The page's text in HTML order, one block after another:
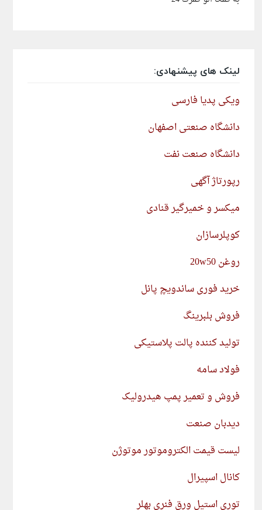
لینک های پیشنهادی:
ویکی پدیا فارسی
دانشگاه صنعتی اصفهان
دانشگاه صنعت نفت
رپورتاژ آگهی
میکسر و خمیرگیر قنادی
کوپلرسازان
روغن 20w50
خرید فوری ساندویچ پانل
فروش بلبرینگ
تولید کننده پالت پلاستیکی
فولاد سامه
فروش و تعمیر پمپ هیدرولیک
دیدبان صنعت
لیست قیمت الکتروموتور موتوژن
کانال اسپیرال
توری استیل ورق فنری بهلر